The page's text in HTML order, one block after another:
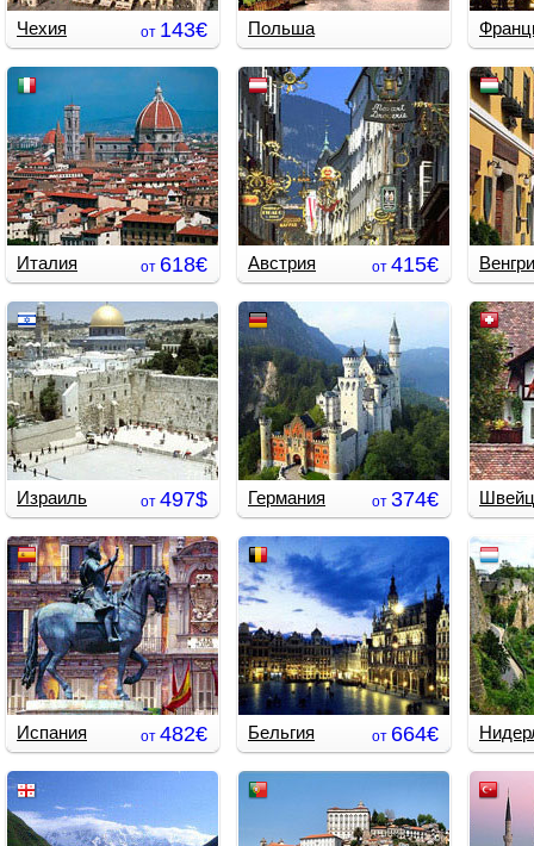
Комбинированные туры
Лечение/отдых на озерах
Чехия от 143€ Польша
событийные туры
Комбинированные туры
Пляжный отдых
Индивидуальные туры
Италия от 618€
событийные туры
Комбинированные туры
Индивидуальные туры
Австрия от 415€
событийные туры
Комбинированные туры
Лечение/пляжный отдых
Экскурсии + отдых на море
Индивидуальные туры
Израиль от 497$
событийные туры
Комбинированные туры
Германия от 374€
Комбинированные туры
Пляжный отдых
Испания от 482€ Бельгия от 664€